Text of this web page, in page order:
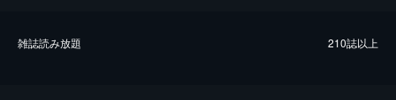
雑誌読み放題 210誌以上